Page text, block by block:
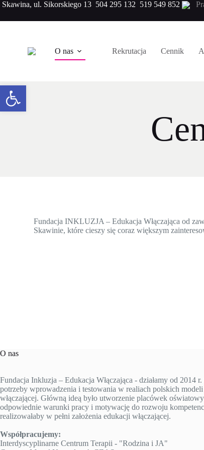
Skawina, ul. Sikorskiego 13 504 295 132 519 549 852
O nas Rekrutacja Cennik
Fundacja INKLUZJA – Edukacja Włączająca od
Skawinie, które cieszy się coraz większym
O nas
Fundacja Inkluzja – Edukacja Włączająca - działamy od 2014
potrzeby wprowadzenia i testowania w realiach polskich
włączającej. Główną ideą było utworzenie placówek
odpowiednie warunki pracy i motywację do rozwoju
realizowałaby w pełni założenia edukacji włączającej.
Współpracujemy:
Interdyscyplinarne Centrum Terapii - "Rodzina i JA"
Otwórz pasek narzędzi